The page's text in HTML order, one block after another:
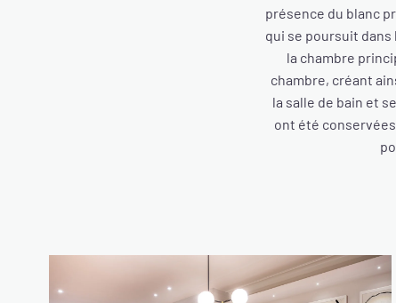
présence du blanc
qui se poursuit
la chambre
chambre, créant
la salle de bain et
ont été